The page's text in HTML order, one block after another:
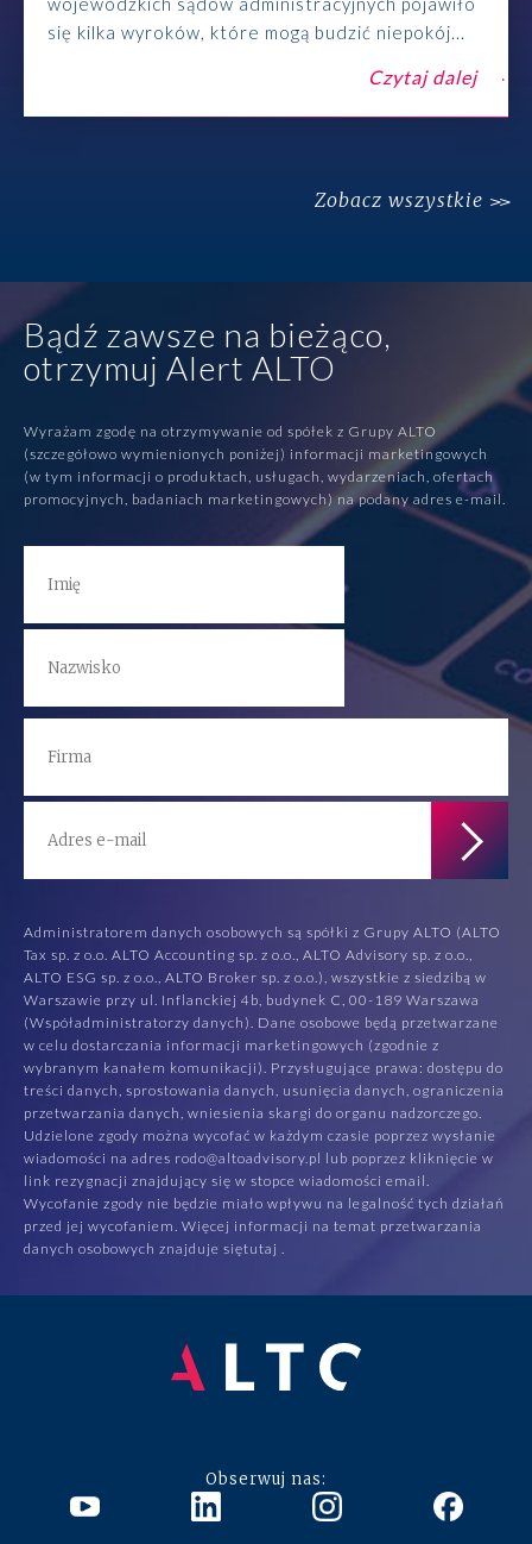
się kilka wyroków, które mogą budzić niepokój...
Czytaj dalej
Zobacz wszystkie
Bądź zawsze na bieżąco,
otrzymuj Alert ALTO
Wyrażam zgodę na otrzymywanie od spółek z Grupy ALTO
(szczegółowo wymienionych poniżej) informacji marketingowych
(w tym informacji o produktach, usługach, wydarzeniach, ofertach
promocyjnych, badaniach marketingowych) na podany adres e-mail.
Administratorem danych osobowych są spółki z Grupy ALTO (ALTO
Tax sp. z o.o. ALTO Accounting sp. z o.o., ALTO Advisory sp. z o.o.,
ALTO ESG sp. z o.o., ALTO Broker sp. z o.o.), wszystkie z siedzibą w
Warszawie przy ul. Inflanckiej 4b, budynek C, 00-189 Warszawa
(Współadministratorzy danych). Dane osobowe będą przetwarzane
w celu dostarczania informacji marketingowych (zgodnie z
wybranym kanałem komunikacji). Przysługujące prawa: dostępu do
treści danych, sprostowania danych, usunięcia danych, ograniczenia
przetwarzania danych, wniesienia skargi do organu nadzorczego.
Udzielone zgody można wycofać w każdym czasie poprzez wysłanie
wiadomości na adres rodo@altoadvisory.pl lub poprzez kliknięcie w
link rezygnacji znajdujący się w stopce wiadomości email.
Wycofanie zgody nie będzie miało wpływu na legalność tych działań
przed jej wycofaniem. Więcej informacji na temat przetwarzania
danych osobowych znajduje siętutaj
Obserwuj nas: